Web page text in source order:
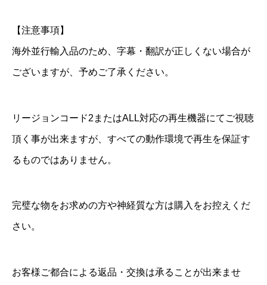
【注意事項】
海外並行輸入品のため、字幕・翻訳が正しくない場合が
ございますが、予めご了承ください。
リージョンコード2またはALL対応の再生機器にてご視聴
頂く事が出来ますが、すべての動作環境で再生を保証す
るものではありません。
完璧な物をお求めの方や神経質な方は購入をお控えくだ
さい。
お客様ご都合による返品・交換は承ることが出来ませ